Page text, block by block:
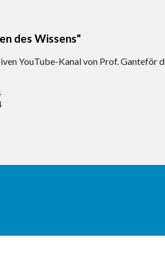
des Wissens"
YouTube-Kanal von Prof. Ganteför